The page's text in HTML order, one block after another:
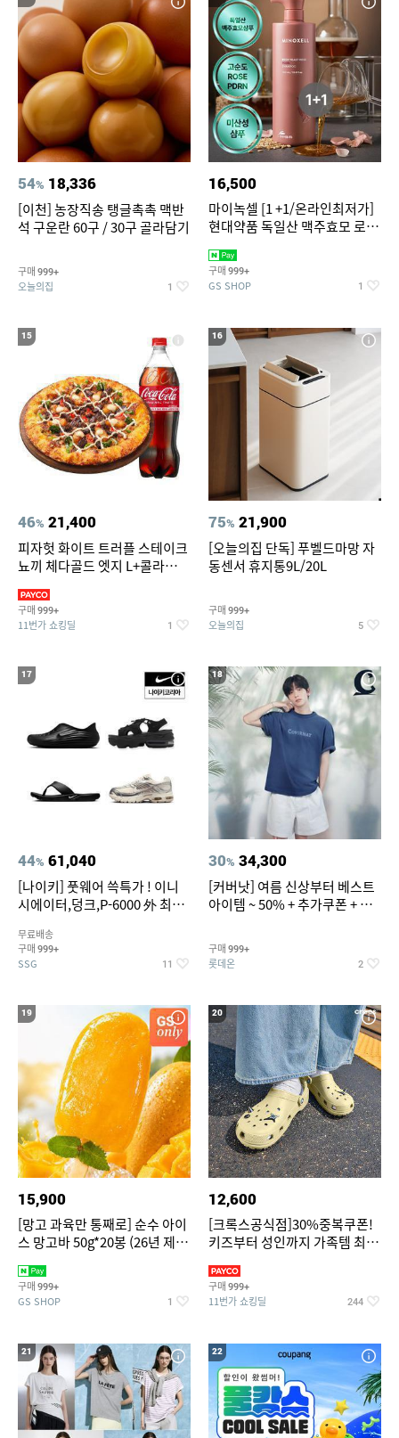
54% 18,336
[이천] 농장직송 탱글촉촉 맥반
석 구운란 60구 / 30구 골라담기
구매 999+
오늘의집 1
16,500
마이녹셀 [1 +1/온라인최저가]
현대약품 독일산 맥주효모 로즈
1000ml (정가 100,000원)
구매 999+
GS SHOP 1
15
46% 21,400
피자헛 화이트 트러플 스테이크
뇨끼 체다골드 엣지 L+콜라
구매 999+
11번가 쇼킹딜 1
16
75% 21,900
[오늘의집 단독] 푸벨드마망 자
동센서 휴지통9L/20L
구매 999+
오늘의집 5
17
44% 61,040
[나이키] 풋웨어 쓱특가 ! 이니
시에이터,덩크,P-6000 外 최대
무료배송
구매 999+
SSG 11
18
30% 34,300
[커버낫] 여름 신상부터 베스트
아이템 ~ 50% + 추가쿠폰 + 카
구매 999+
롯데온 2
19
15,900
[망고 과육만 통째로] 순수 아이
스 망고바 50g*20봉 (26년 제
구매 999+
GS SHOP 1
20
12,600
[크록스공식점]30%중복쿠폰!
키즈부터 성인까지 가족템 최대
구매 999+
11번가 쇼킹딜 244
21 22